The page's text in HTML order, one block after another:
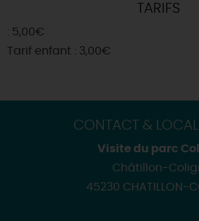
TARIFS
: 5,00€
Tarif enfant : 3,00€
CONTACT &
Visite du parc
Châtillon-
45230 CHATILLON-